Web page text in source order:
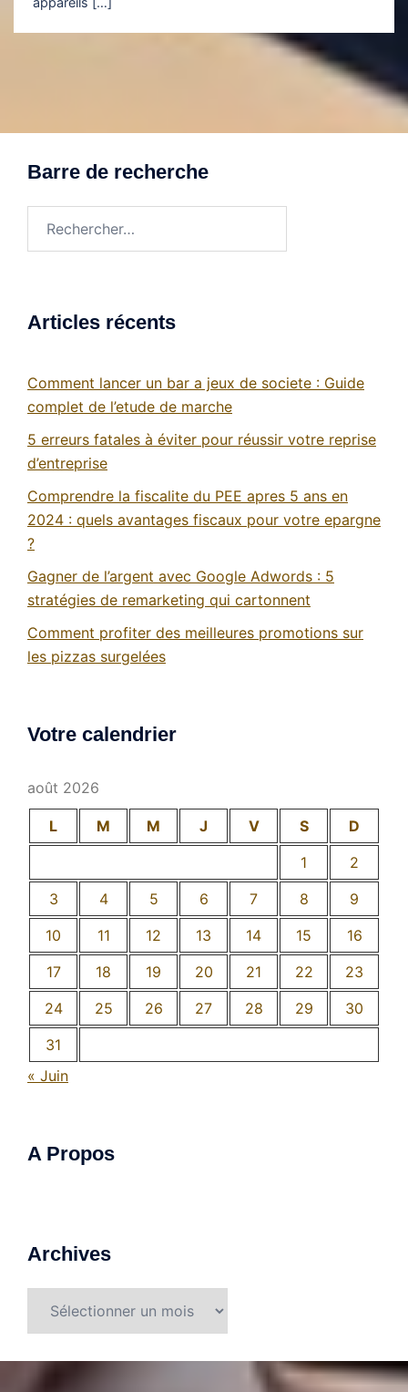
Barre de recherche
Articles récents
Comment lancer un bar a jeux de societe : Guide
complet de l’etude de marche
5 erreurs fatales à éviter pour réussir votre reprise
d’entreprise
Comprendre la fiscalite du PEE apres 5 ans en
2024 : quels avantages fiscaux pour votre epargne
?
Gagner de l’argent avec Google Adwords : 5
stratégies de remarketing qui cartonnent
Comment profiter des meilleures promotions sur
les pizzas surgelées
Votre calendrier
août 2026
L M M J V S
D
1
2
3
4 5 6 7 8
9
10
11 12 13 14 15
16
17
18 19 20 21 22
23
24
25 26 27 28 29
30
31
« Juin
A Propos
Archives